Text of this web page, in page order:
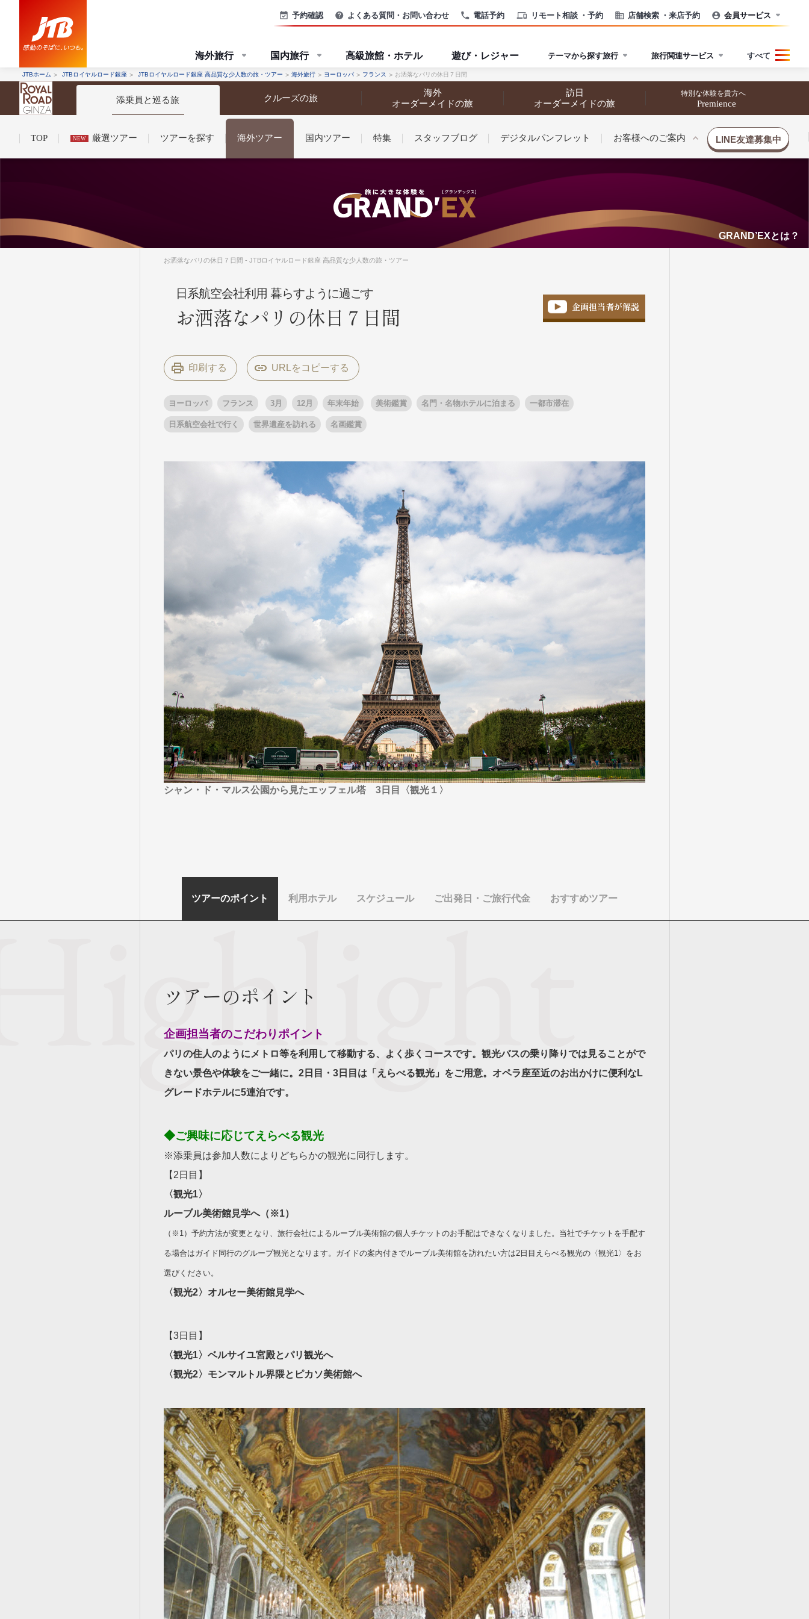
電話予約 リモート相談 ・予約 店舗検索 ・来店予約
予約確認 よくある質問・お問い合わせ 会員サービス
海外旅行 国内旅行 高級旅館・ホテル 遊び・レジャー テーマから探す旅行 旅行関連サービス すべて
JTBホーム JTBロイヤルロード銀座 JTBロイヤルロード銀座 高品質な少人数の旅・ツアー 海外旅行 ヨーロッパ フランス お洒落なパリの休日７日間
添乗員と巡る旅 クルーズの旅
海外
オーダーメイドの旅
訪日
オーダーメイドの旅
特別な体験を貴方へ
Premience
TOP NEW 厳選ツアー ツアーを探す 海外ツアー 国内ツアー 特集 スタッフブログ デジタルパンフレット お客様へのご案内
コンシェルジュ紹介お申し込みの流れ法人企業・自治体のみなさまへ
LINE友達募集中
条件から探す
条件から探す
出発地とエリア
2月 4月
12月 ゴールデンウィーク お盆・夏休み
夢の休日 | 海外旅行
ヨーロッパの田舎（村・町）
名門・名物ホテルに泊まる
特別企画
グルメ リゾート 一都市滞在
日系航空会社で行く
世界遺産を訪れる
1度は見てみたい遺跡
野生動物に出合う
クルーズ 音楽鑑賞
お花・紅葉
鉄道の旅
ハイキング・トレッキング
専任ガイド・講師同行の旅
1名様からの旅
ラ・プルミエール（エールフランス航空）
条件から探す
条件から探す
出発地とエリア
冬の国内旅行
8月 11月
お盆・夏休み
夢の休日 国内旅行 四季彩紀行
祭り 季節の風景 特別企画
ラグジュアリーバスでめぐる
ガンツウ
ななつ星in九州
TWILIGHT EXPRESS 瑞風
美食・旬の味覚を味わう
アドベンチャーツーリズム・ウォーキング
島旅
芸術鑑賞（美術、音楽）・講師同行の旅
GRAND’EXとは？
お洒落なパリの休日７日間 - JTBロイヤルロード銀座 高品質な少人数の旅・ツアー
日系航空会社利用 暮らすように過ごす
お洒落なパリの休日７日間 企画担当者が解説
印刷する
ヨーロッパ フランス 3月 12月 年末年始 美術鑑賞 名門・名物ホテルに泊まる 一都市滞在
日系航空会社で行く 世界遺産を訪れる 名画鑑賞
シャン・ド・マルス公園から見たエッフェル塔 3日目〈観光１〉
ツアーのポイント 利用ホテル スケジュール ご出発日・ご旅行代金 おすすめツアー
ツアーのポイント
企画担当者のこだわりポイント
パリの住人のようにメトロ等を利用して移動する、よく歩くコースです。観光バスの乗り降りでは見ることがで
きない景色や体験をご一緒に。2日目・3日目は「えらべる観光」をご用意。オペラ座至近のお出かけに便利なL
グレードホテルに5連泊です。
◆ご興味に応じてえらべる観光
※添乗員は参加人数によりどちらかの観光に同行します。
【2日目】
〈観光1〉
ルーブル美術館見学へ（※1）
（※1）予約方法が変更となり、旅行会社によるルーブル美術館の個人チケットのお手配はできなくなりました。当社でチケットを手配す
る場合はガイド同行のグループ観光となります。ガイドの案内付きでルーブル美術館を訪れたい方は2日目えらべる観光の〈観光1〉をお
選びください。
〈観光2〉オルセー美術館見学へ
【3日目】
〈観光1〉ベルサイユ宮殿とパリ観光へ
〈観光2〉モンマルトル界隈とピカソ美術館へ